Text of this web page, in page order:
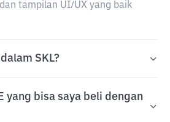
tampilan UI/UX yang baik
SKL?
yang bisa saya beli dengan